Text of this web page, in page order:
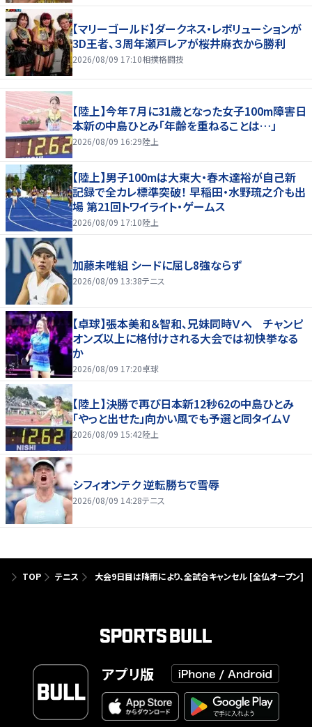
【マリーゴールド】ダークネス・レボリューションが
3D王者、３周年瀬戸レアが桜井麻衣から勝利
2026/08/09 17:10相撲格闘技
【陸上】今年７月に31歳となった女子100m障害日
本新の中島ひとみ「年齢を重ねることは…」
2026/08/09 16:29陸上
【陸上】男子100mは大東大・春木達裕が自己新
記録で全カレ標準突破！ 早稲田・水野琉之介も出
場 第21回トワイライト・ゲームス
2026/08/09 17:10陸上
加藤未唯組 シードに屈し8強ならず
2026/08/09 13:38テニス
【卓球】張本美和＆智和、兄妹同時Ｖへ チャンピ
オンズ以上に格付けされる大会では初快挙なる
か
2026/08/09 17:20卓球
【陸上】決勝で再び日本新12秒62の中島ひとみ
「やっと出せた」向かい風でも予選と同タイムＶ
2026/08/09 15:42陸上
シフィオンテク 逆転勝ちで雪辱
2026/08/09 14:28テニス
TOP テニス 大会9日目は降雨により、全試合キャンセル [全仏オープン]
アプリ版